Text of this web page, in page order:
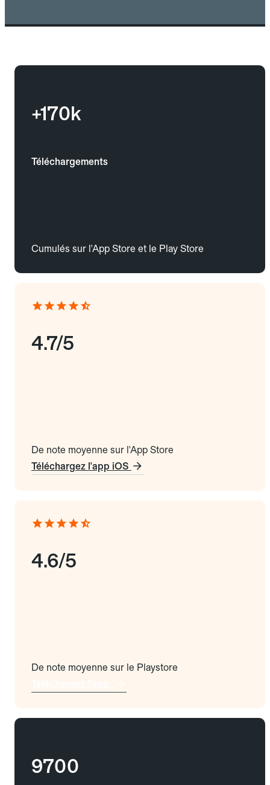
+170k
Téléchargements
Cumulés sur l'App Store et le Play Store
4.7/5
De note moyenne sur l'App Store
Téléchargez l'app iOS
4.6/5
De note moyenne sur le Playstore
9700